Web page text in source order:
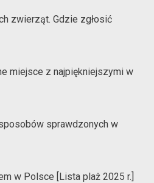
zwierząt. Gdzie zgłosić
miejsce z najpiękniejszymi w
sprawdzonych w
w Polsce [Lista plaż 2025 r.]